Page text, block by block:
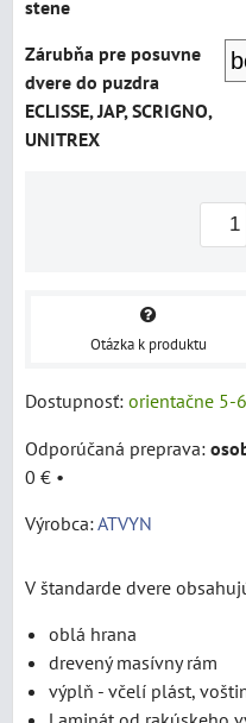
stene
Zárubňa pre posuvne
dvere do puzdra
ECLISSE, JAP, SCRIGNO,
UNITREX
Otázka k produktu
Dostupnosť: orientačne 5-
0 € •
Výrobca:ATVYN
V štandarde dvere
oblá hrana
drevený masívny rám
výplň - včelí plást,